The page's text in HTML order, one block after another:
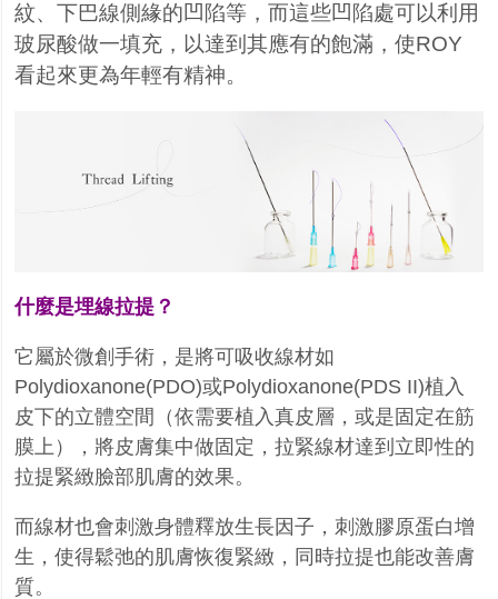
紋、下巴線側緣的凹陷等，而這些凹陷處可以利用
玻尿酸做一填充，以達到其應有的飽滿，使ROY
看起來更為年輕有精神。
什麼是埋線拉提？
它屬於微創手術，是將可吸收線材如
Polydioxanone(PDO)或Polydioxanone(PDS II)植入
皮下的立體空間（依需要植入真皮層，或是固定在筋
膜上），將皮膚集中做固定，拉緊線材達到立即性的
拉提緊緻臉部肌膚的效果。
而線材也會刺激身體釋放生長因子，刺激膠原蛋白增
生，使得鬆弛的肌膚恢復緊緻，同時拉提也能改善膚
質。